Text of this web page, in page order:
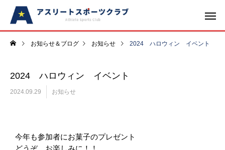
お知らせ＆ブログ お知らせ 2024 ハロウィン イベント
2024 ハロウィン イベント
2024.09.29 お知らせ
今年も参加者にお菓子のプレゼント